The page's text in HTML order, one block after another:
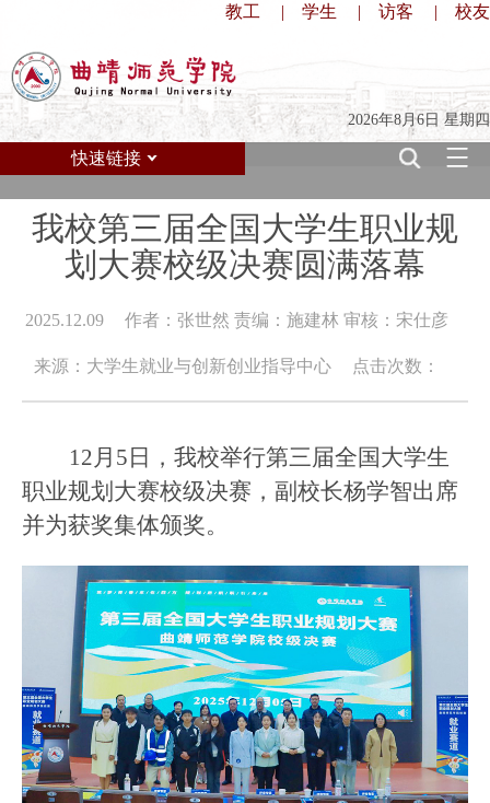
教工 | 学生 | 访客 | 校友
2026年8月6日 星期四
快速链接
我校第三届全国大学生职业规
划大赛校级决赛圆满落幕
2025.12.09 作者：张世然 责编：施建林 审核：宋仕彦
来源：大学生就业与创新创业指导中心 点击次数：
12月5日， 我校举行第三届全国大学生
职业规划大赛校级决赛 ， 副校长杨学智出席
并为获奖集体颁奖。